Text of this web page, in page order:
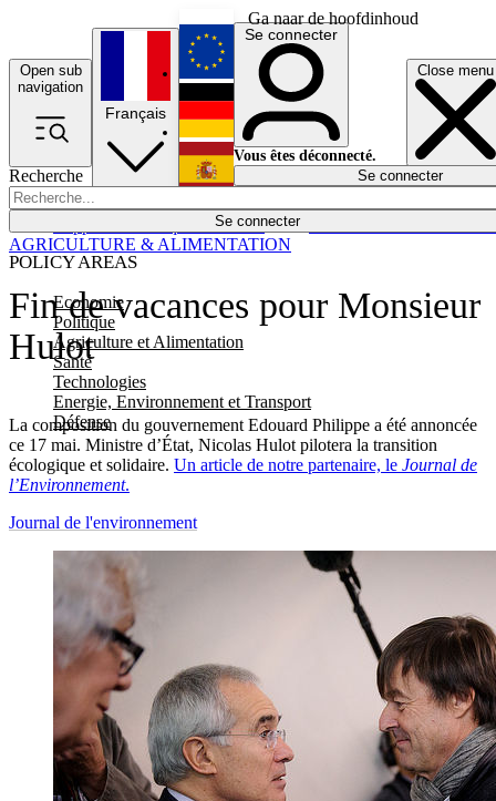
Ga naar de hoofdinhoud
Open sub
navigation
Close menu
Recherche
Se connecter
POLICY AREAS
Economie
Politique
Agriculture et Alimentation
Santé
Technologies
Energie, Environnement et Transport
Défense
Économie
Français
English
Deutsch
Español
Se connecter
Vous êtes déconnecté.
Se connecter
Fin de vacances pour Monsieur
Hulot
La composition du gouvernement Edouard Philippe a été annoncée
ce 17 mai. Ministre d’État, Nicolas Hulot pilotera la transition
écologique et solidaire. Un article de notre partenaire, le Journal de
l’Environnement.
AGRICULTURE & ALIMENTATION
Journal de l'environnement